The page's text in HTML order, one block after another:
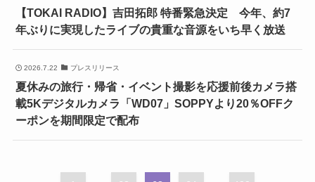
【TOKAI RADIO】吉田拓郎 特番緊急決定 今年、約7
年ぶりに実現したライブの貴重な音源をいち早く放送
2026.7.22 プレスリリース
夏休みの旅行・帰省・イベント撮影を応援前後カメラ搭
載5Kデジタルカメラ「WD07」SOPPYより20％OFFク
ーポンを期間限定で配布